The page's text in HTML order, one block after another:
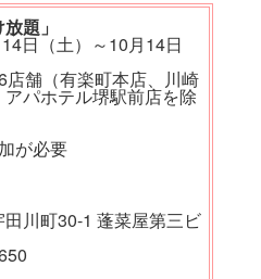
題」
日（土）～10月14日
舗（有楽町本店、川崎
パホテル堺駅前店を除
が必要
川町30-1 蓬菜屋第三ビ